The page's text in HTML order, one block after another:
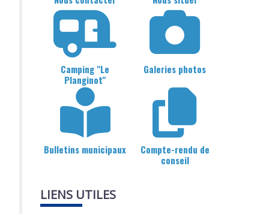
Camping "Le
Planginot"
Galeries photos
Bulletins municipaux
Compte-rendu de
conseil
LIENS UTILES